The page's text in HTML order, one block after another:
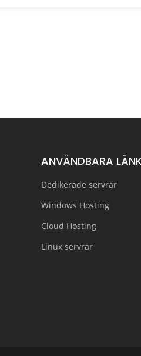
ANVÄNDBARA
Dedikerade servrar
Windows Hosting
Cloud Hosting
Linux servrar